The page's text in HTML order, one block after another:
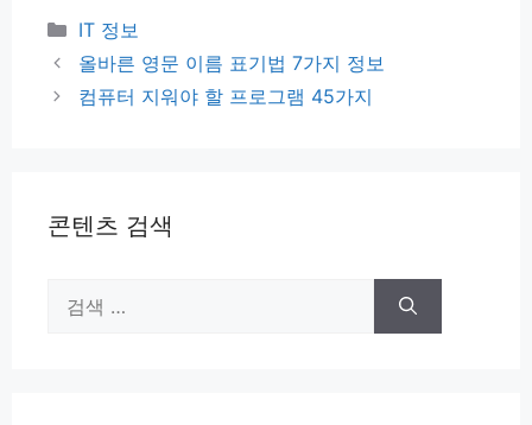
카
테
리
IT 정보
올바른 영문 이름 표기법 7가지 정보
컴퓨터 지워야 할 프로그램 45가지
콘텐츠 검색